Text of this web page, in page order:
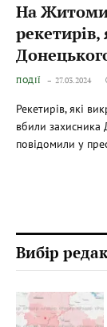
На
ПОДІЇ 27.03.2024
Рекетирів, які
вбили захисника
повідомили у
Вибір